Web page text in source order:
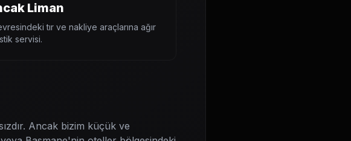
Liman
tır ve nakliye araçlarına ağır
servisi.
Ancak bizim küçük ve